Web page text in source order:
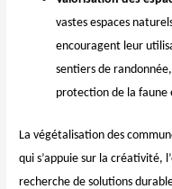
vastes espaces
encouragent leur
sentiers de
protection de la faune
La végétalisation des
qui s’appuie sur la créativité,
recherche de solutions